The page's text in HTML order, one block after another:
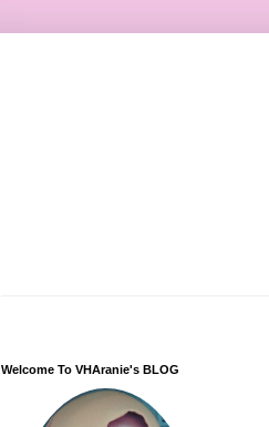
Welcome To VHAranie's BLOG